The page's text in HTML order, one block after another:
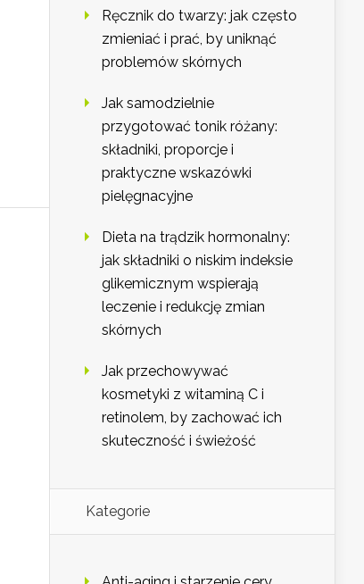
Ręcznik do twarzy: jak często
zmieniać i prać, by uniknąć
problemów skórnych
Jak samodzielnie
przygotować tonik różany:
składniki, proporcje i
praktyczne wskazówki
pielęgnacyjne
Dieta na trądzik hormonalny:
jak składniki o niskim indeksie
glikemicznym wspierają
leczenie i redukcję zmian
skórnych
Jak przechowywać
kosmetyki z witaminą C i
retinolem, by zachować ich
skuteczność i świeżość
Kategorie